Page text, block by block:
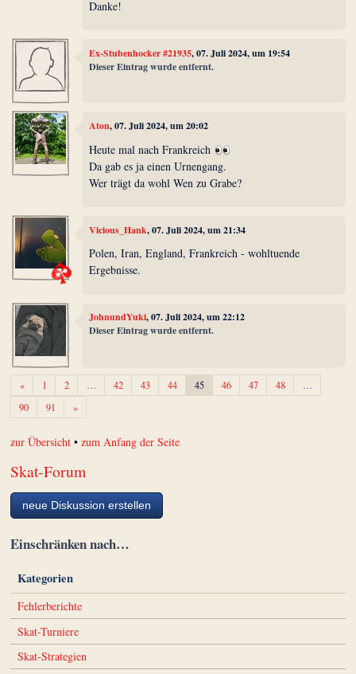
Danke!
Ex-Stubenhocker #21935, 07. Juli 2024, um 19:54
Dieser Eintrag wurde entfernt.
Aton, 07. Juli 2024, um 20:02
Heute mal nach Frankreich
Da gab es ja einen Urnengang.
Wer trägt da wohl Wen zu Grabe?
Vicious_Hank, 07. Juli 2024, um 21:34
Polen, Iran, England, Frankreich - wohltuende
Ergebnisse.
JohnundYuki, 07. Juli 2024, um 22:12
Dieser Eintrag wurde entfernt.
«Zurück1 2 … 42 43 44 45 46 47 48
…
90
91 »Weiter
zur Übersicht •zum Anfang der Seite
Skat-Forum
neue Diskussion erstellen
Einschränken nach…
Kategorien
Fehlerberichte
Skat-Turniere
Skat-Strategien